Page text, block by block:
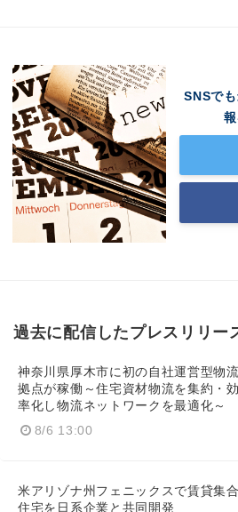
SNSで
過去に配信したプレスリリー
神奈川県厚木市に初の自社運営型物流
拠点が稼働～住宅資材物流を集約・効
率化し物流ネットワークを最適化～
8/6 13:00
米アリゾナ州フェニックスで賃貸集合
住宅を日系企業と共同開発